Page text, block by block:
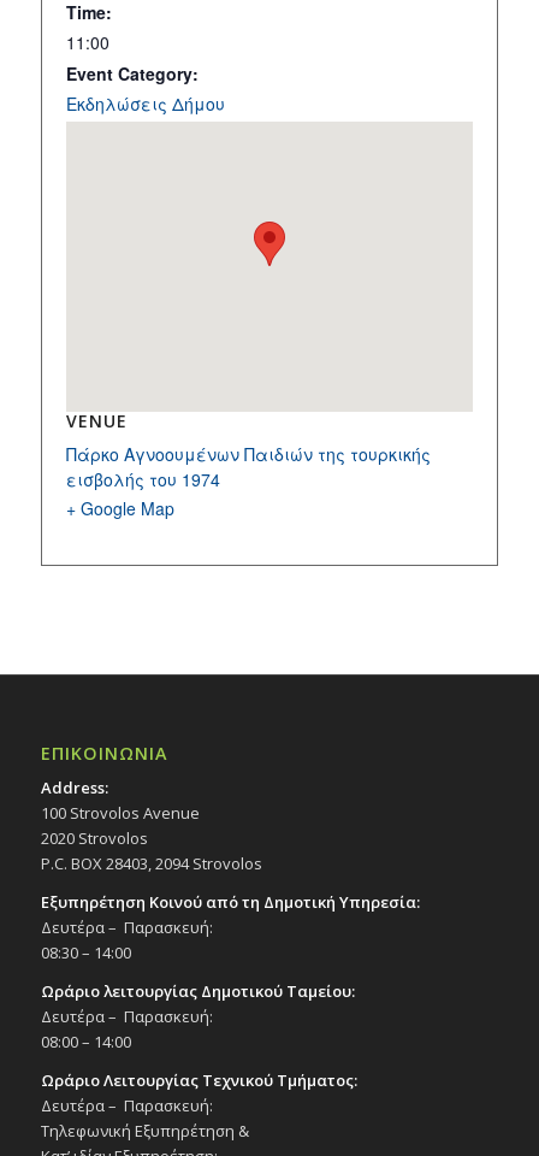
Time:
11:00
Event Category:
Εκδηλώσεις Δήμου
VENUE
Πάρκο Αγνοουμένων Παιδιών της τουρκικής
εισβολής του 1974
+ Google Map
ΕΠΙΚΟΙΝΩΝΙΑ
Address:
100 Strovolos Avenue
2020 Strovolos
P.C. BOX 28403, 2094 Strovolos
Εξυπηρέτηση Κοινού από τη Δημοτική Υπηρεσία:
Δευτέρα – Παρασκευή:
08:30 – 14:00
Ωράριο λειτουργίας Δημοτικού Ταμείου:
Δευτέρα – Παρασκευή:
08:00 – 14:00
Ωράριο Λειτουργίας Τεχνικού Τμήματος:
Δευτέρα – Παρασκευή:
Τηλεφωνική Εξυπηρέτηση &